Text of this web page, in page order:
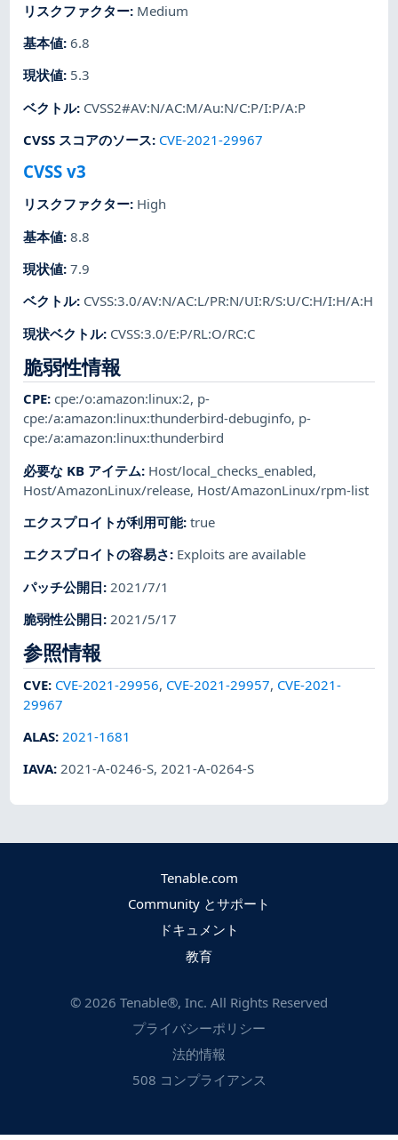
リスクファクター: Medium
基本値:6.8
現状値: 5.3
ベクトル: CVSS2#AV:N/AC:M/Au:N/C:P/I:P/A:P
CVSS スコアのソース: CVE-2021-29967
CVSS v3
リスクファクター: High
基本値:8.8
現状値:7.9
ベクトル: CVSS:3.0/AV:N/AC:L/PR:N/UI:R/S:U/C:H/I:H/A:H
現状ベクトル: CVSS:3.0/E:P/RL:O/RC:C
脆弱性情報
CPE:cpe:/o:amazon:linux:2, p-
cpe:/a:amazon:linux:thunderbird-debuginfo, p-
cpe:/a:amazon:linux:thunderbird
必要な KB アイテム: Host/local_checks_enabled,
Host/AmazonLinux/release, Host/AmazonLinux/rpm-list
エクスプロイトが利用可能:true
エクスプロイトの容易さ: Exploits are available
パッチ公開日: 2021/7/1
脆弱性公開日: 2021/5/17
参照情報
CVE: CVE-2021-29956, CVE-2021-29957, CVE-2021-
29967
ALAS:2021-1681
IAVA:2021-A-0246-S,2021-A-0264-S
Tenable.com
Community とサポート
ドキュメント
教育
© 2026 Tenable®, Inc. All Rights Reserved
プライバシーポリシー
法的情報
508 コンプライアンス